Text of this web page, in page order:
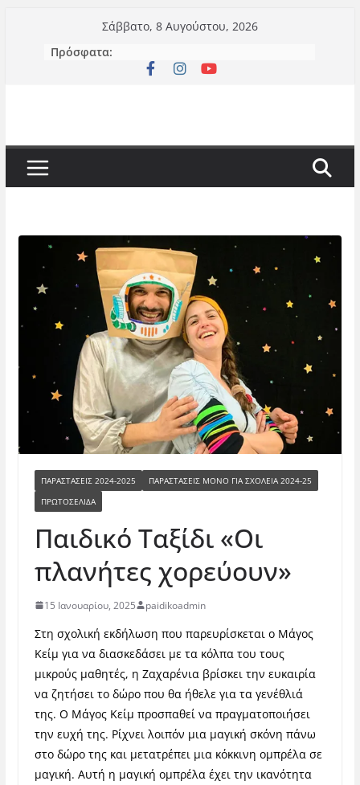
περιεχόμενο
Σάββατο, 8 Αυγούστου, 2026
Πρόσφατα:
ΠΑΡΑΣΤΆΣΕΙΣ 2024-2025
ΠΑΡΑΣΤΆΣΕΙΣ ΜΟΝΟ ΓΙΑ ΣΧΟΛΕΊΑ 2024-25
ΠΡΩΤΟΣΕΛΙΔΑ
Παιδικό Ταξίδι «Οι
πλανήτες χορεύουν»
15 Ιανουαρίου, 2025 paidikoadmin
Στη σχολική εκδήλωση που παρευρίσκεται ο Μάγος
Κείμ για να διασκεδάσει με τα κόλπα του τους
μικρούς μαθητές, η Ζαχαρένια βρίσκει την ευκαιρία
να ζητήσει το δώρο που θα ήθελε για τα γενέθλιά
της. Ο Μάγος Κείμ προσπαθεί να πραγματοποιήσει
την ευχή της. Ρίχνει λοιπόν μια μαγική σκόνη πάνω
στο δώρο της και μετατρέπει μια κόκκινη ομπρέλα σε
μαγική. Αυτή η μαγική ομπρέλα έχει την ικανότητα